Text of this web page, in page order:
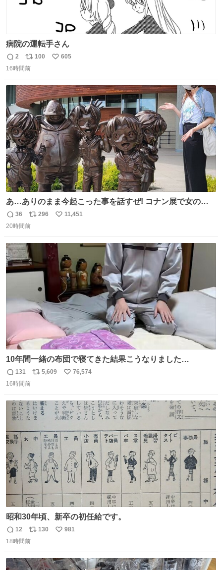
病院の運転手さん
返
信
2
リ
ポ
ト
数
100
い
数
605
16時間前
あ…ありのまま今起こった事を話すぜ! コナン展で女の子
に 「千速さんですか！？」 と声をかけられた。 あぁ鞄の
装飾かなと思ったら 「背も高いし見た目もすごく千速さん
人＿ ＞今日は私服＜ ￣Y^Y^Y^Y^Y^￣ #白樹鳥取大阪コ
ナン旅行2026
返
信
36
リ
ポ
ト
数
296
い
数
11,451
20時間前
10年間一緒の布団で寝てきた結果こうなりました…
返
信
131
リ
ト
数
5,609
い
数
76,574
16時間前
昭和30年頃、新卒の初任給です。
返
信
12
リ
ポ
ト
130
い
数
981
18時間前